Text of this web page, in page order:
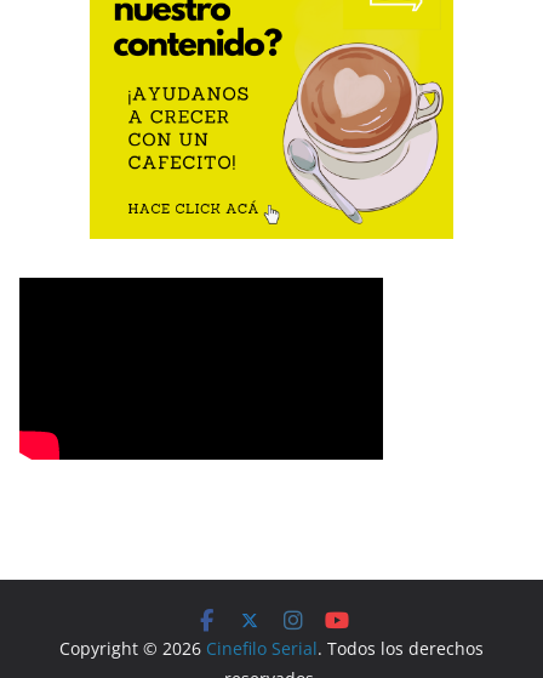
Copyright © 2026 Cinefilo Serial. Todos los derechos